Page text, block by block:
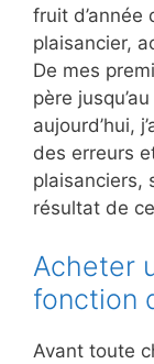
fruit d’année
plaisancier,
De mes
père
aujourd’hui,
des erreurs
plaisanciers,
résultat de
Acheter
fonction
Avant toute